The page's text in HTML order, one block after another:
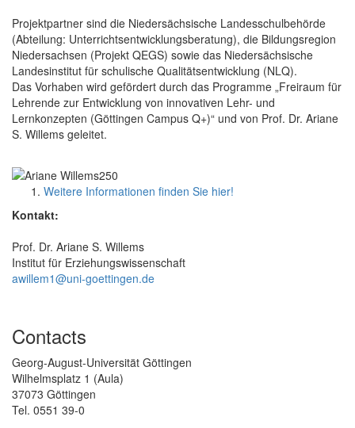
Projektpartner sind die Niedersächsische Landesschulbehörde
(Abteilung: Unterrichtsentwicklungsberatung), die Bildungsregion
Niedersachsen (Projekt QEGS) sowie das Niedersächsische
Landesinstitut für schulische Qualitätsentwicklung (NLQ).
Das Vorhaben wird gefördert durch das Programme „Freiraum für
Lehrende zur Entwicklung von innovativen Lehr- und
Lernkonzepten (Göttingen Campus Q+)“ und von Prof. Dr. Ariane
S. Willems geleitet.
Weitere Informationen finden Sie hier!
Kontakt:
Prof. Dr. Ariane S. Willems
Institut für Erziehungswissenschaft
awillem1@uni-goettingen.de
Contacts
Georg-August-Universität Göttingen
Wilhelmsplatz 1 (Aula)
37073 Göttingen
Tel. 0551 39-0